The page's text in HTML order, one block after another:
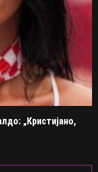
„Кристијано,